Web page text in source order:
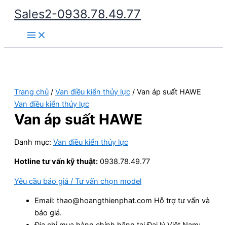
Nhảy
dung
Sales2-0938.78.49.77
Main
Menu
Trang chủ / Van điều kiển thủy lực / Van áp suất HAWE
Van điều kiển thủy lực
Van áp suất HAWE
Danh mục: Van điều kiển thủy lực
Hotline tư vấn kỹ thuật: 0938.78.49.77
Yêu cầu báo giá / Tư vấn chọn model
Email: thao@hoangthienphat.com Hỗ trợ tư vấn và
báo giá.